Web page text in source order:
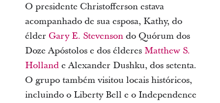
O presidente Christofferson estava
acompanhado de sua esposa, Kathy, do
élder Gary E. Stevensondo Quórum dos
Doze Apóstolos e dos élderes Matthew S.
Hollande Alexander Dushku, dos setenta.
O grupo também visitou locais históricos,
incluindo o Liberty Bell e o Independence